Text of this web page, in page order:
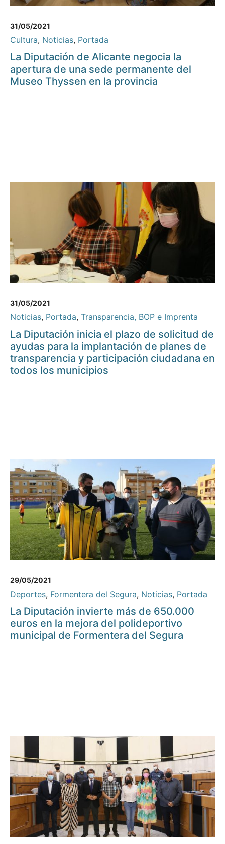
31/05/2021
Cultura, Noticias, Portada
La Diputación de Alicante negocia la
apertura de una sede permanente del
Museo Thyssen en la provincia
31/05/2021
Noticias, Portada, Transparencia, BOP e Imprenta
La Diputación inicia el plazo de solicitud de
ayudas para la implantación de planes de
transparencia y participación ciudadana en
todos los municipios
29/05/2021
Deportes, Formentera del Segura, Noticias, Portada
La Diputación invierte más de 650.000
euros en la mejora del polideportivo
municipal de Formentera del Segura